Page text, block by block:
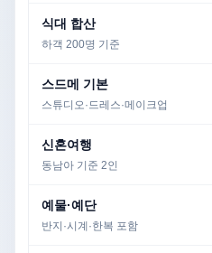
식대 합산
하객 200명 기준
스드메 기본
스튜디오·드레스·메이크업
신혼여행
동남아 기준 2인
예물·예단
반지·시계·한복 포함